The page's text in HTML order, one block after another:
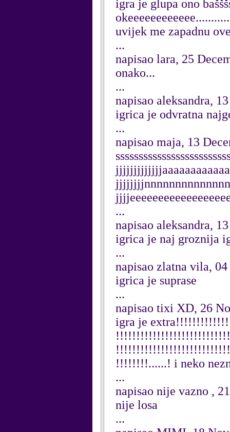
igra je glupa ono
uvijek me zapadnu
...
napisao lara, 25
onako...
...
napisao aleksandra,
igrica je odvratna
...
napisao maja, 13
...
napisao aleksandra,
igrica je naj groznija
...
napisao zlatna vila,
igrica je suprase
...
napisao tixi XD, 26
igra je
!!!!!!!!......! i neko
...
napisao nije vazno ,
nije losa
...